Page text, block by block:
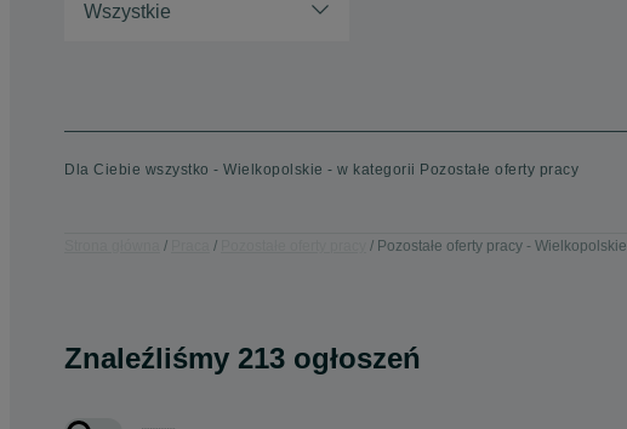
Wszystkie
Dla Ciebie wszystko - Wielkopolskie - w kategorii Pozostałe oferty pracy
Pozostałe oferty pracy - Wielkopolskie
Znaleźliśmy 213 ogłoszeń